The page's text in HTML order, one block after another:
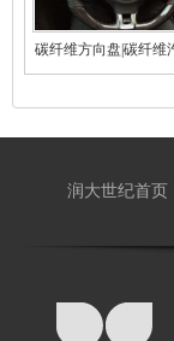
碳纤维方向盘|碳纤维
件
润大世纪首页